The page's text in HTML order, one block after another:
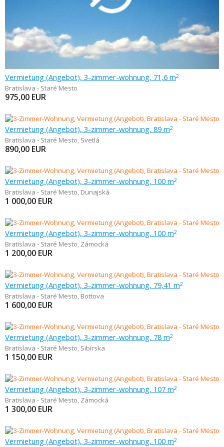
Vermietung (Angebot), 3-zimmer-wohnung, 71,6 m2
Bratislava - Staré Mesto
975,00 EUR
Vermietung (Angebot), 3-zimmer-wohnung, 89 m2
Bratislava - Staré Mesto, Svetlá
890,00 EUR
Vermietung (Angebot), 3-zimmer-wohnung, 100 m2
Bratislava - Staré Mesto, Dunajská
1 000,00 EUR
Vermietung (Angebot), 3-zimmer-wohnung, 100 m2
Bratislava - Staré Mesto, Zámocká
1 200,00 EUR
Vermietung (Angebot), 3-zimmer-wohnung, 79,41 m2
Bratislava - Staré Mesto, Bottova
1 600,00 EUR
Vermietung (Angebot), 3-zimmer-wohnung, 78 m2
Bratislava - Staré Mesto, Sibírska
1 150,00 EUR
Vermietung (Angebot), 3-zimmer-wohnung, 107 m2
Bratislava - Staré Mesto, Zámocká
1 300,00 EUR
Vermietung (Angebot), 3-zimmer-wohnung, 100 m2